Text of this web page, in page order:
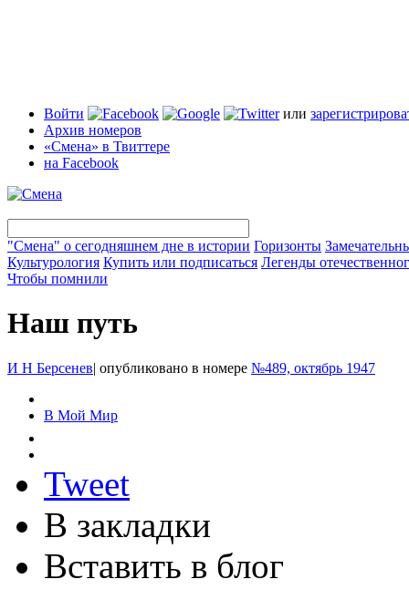
Войти или
Архив номеров
«Смена» в Твиттере
на Facebook
"Смена" о сегодняшнем дне в истории Горизонты
Культурология Купить или подписаться Легенды
Чтобы помнили
Наш путь
И Н Берсенев| опубликовано в номере №489, октябрь 1947
В Мой Мир
Tweet
В закладки
Вставить в блог